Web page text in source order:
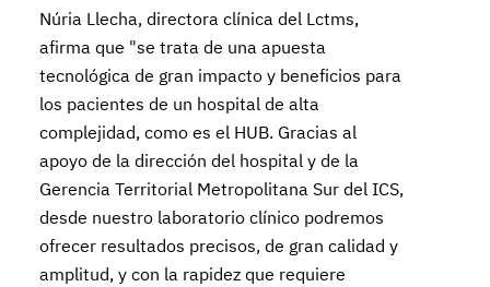
Núria Llecha, directora clínica del Lctms,
afirma que "se trata de una apuesta
tecnológica de gran impacto y beneficios para
los pacientes de un hospital de alta
complejidad, como es el HUB. Gracias al
apoyo de la dirección del hospital y de la
Gerencia Territorial Metropolitana Sur del ICS,
desde nuestro laboratorio clínico podremos
ofrecer resultados precisos, de gran calidad y
amplitud, y con la rapidez que requiere